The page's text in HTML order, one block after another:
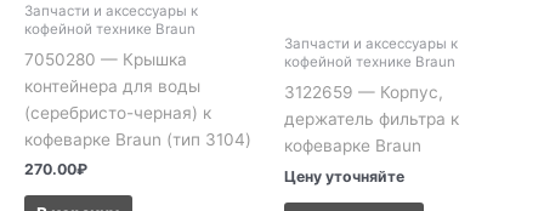
Запчасти и аксессуары к
кофейной технике Braun
7050280 — Крышка
контейнера для воды
(серебристо-черная) к
кофеварке Braun (тип 3104)
270.00₽
Запчасти и аксессуары к
кофейной технике Braun
3122659 — Корпус,
держатель фильтра к
кофеварке Braun
Цену уточняйте